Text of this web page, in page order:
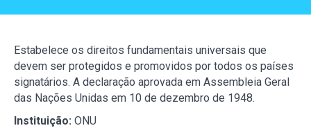
Estabelece os direitos fundamentais universais que
devem ser protegidos e promovidos por todos os países
signatários. A declaração aprovada em Assembleia Geral
das Nações Unidas em 10 de dezembro de 1948.
Instituição: ONU